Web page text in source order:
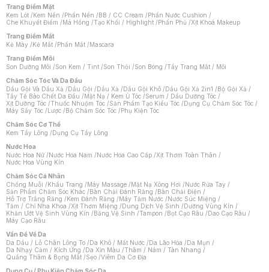
Trang Điểm Mặt
Kem Lót /Kem Nền /Phấn Nền /BB / CC Cream /Phấn Nước Cushion /
Che Khuyết Điểm /Má Hồng /Tạo Khối / Highlight /Phấn Phủ /Xịt Khoá Makeup
Trang Điểm Mắt
Kẻ Mày /Kẻ Mắt /Phấn Mắt /Mascara
Trang Điểm Môi
Son Dưỡng Môi /Son Kem / Tint /Son Thỏi /Son Bóng /Tẩy Trang Mắt / Môi
Chăm Sóc Tóc Và Da Đầu
Dầu Gội Và Dầu Xả /Dầu Gội /Dầu Xả /Dầu Gội Khô /Dầu Gội Xả 2in1 /Bộ Gội Xả /
Tẩy Tế Bào Chết Da Đầu /Mặt Nạ / Kem Ủ Tóc /Serum / Dầu Dưỡng Tóc /
Xịt Dưỡng Tóc /Thuốc Nhuộm Tóc /Sản Phẩm Tạo Kiểu Tóc /Dụng Cụ Chăm Sóc Tóc /
Máy Sấy Tóc /Lược /Bộ Chăm Sóc Tóc /Phụ Kiện Tóc
Chăm Sóc Cơ Thể
Kem Tẩy Lông /Dụng Cụ Tẩy Lông
Nước Hoa
Nước Hoa Nữ /Nước Hoa Nam /Nước Hoa Cao Cấp /Xịt Thơm Toàn Thân /
Nước Hoa Vùng Kín
Chăm Sóc Cá Nhân
Chống Muỗi /Khẩu Trang /Máy Massage /Mặt Nạ Xông Hơi /Nước Rửa Tay /
Sản Phẩm Chăm Sóc Khác /Bàn Chải Đánh Răng /Bàn Chải Điện /
Hỗ Trợ Trắng Răng /Kem Đánh Răng /Máy Tăm Nước /Nước Súc Miệng /
Tăm / Chỉ Nha Khoa /Xịt Thơm Miệng /Dung Dịch Vệ Sinh /Dưỡng Vùng Kín /
Khăn Ướt Vệ Sinh Vùng Kín /Băng Vệ Sinh /Tampon /Bọt Cạo Râu /Dao Cạo Râu /
Máy Cạo Râu
Vấn Đề Về Da
Da Dầu / Lỗ Chân Lông To /Da Khô / Mất Nước /Da Lão Hóa /Da Mụn /
Da Nhạy Cảm / Kích Ứng /Da Xỉn Màu /Thâm / Nám / Tàn Nhang /
Quầng Thâm & Bọng Mắt /Sẹo /Viêm Da Cơ Địa